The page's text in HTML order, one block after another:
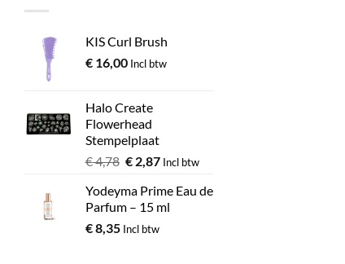
KIS Curl Brush
€16,00 Incl btw
Halo Create
Flowerhead
Stempelplaat
€4,78 € 2,87 Incl btw
Yodeyma Prime Eau de
Parfum – 15 ml
€8,35 Incl btw